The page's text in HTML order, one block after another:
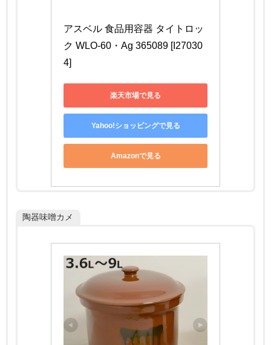
アスベル 食品用容器 タイトロッ
ク WLO-60・Ag 365089 [I27030
4]
楽天市場で見る
Yahoo!ショッピングで見る
Amazonで見る
陶器味噌カメ